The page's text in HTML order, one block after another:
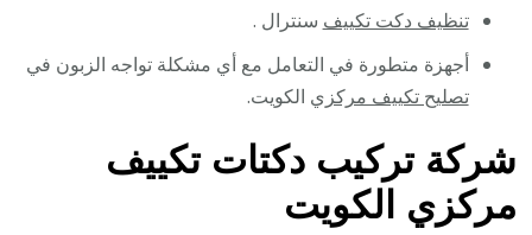
تنظيف دكت تكييف سنترال .
أجهزة متطورة في التعامل مع أي مشكلة تواجه الزبون في
تصليح تكييف مركزي الكويت.
شركة تركيب دكتات تكييف
مركزي الكويت